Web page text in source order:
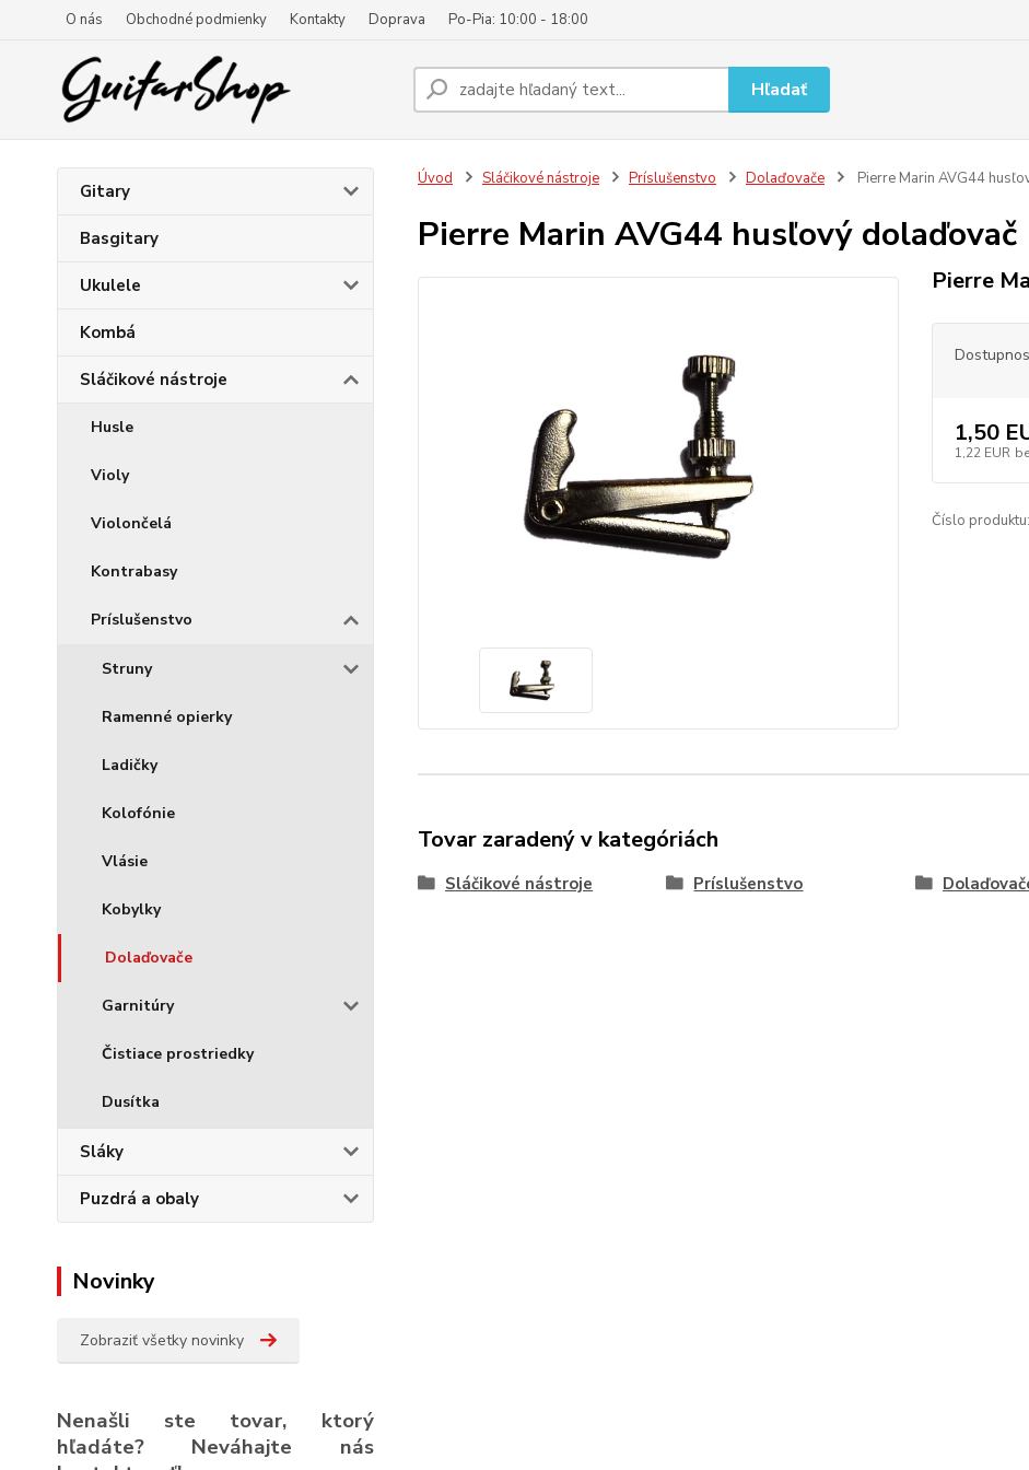
O nás Obchodné podmienky Kontakty Doprava Po-Pia: 10:00 - 18:00
Hľadať
Gitary
Basgitary
Ukulele
Kombá
Sláčikové nástroje
Husle
Violy
Violončelá
Kontrabasy
Príslušenstvo
Struny
Ramenné opierky
Ladičky
Kolofónie
Vlásie
Kobylky
Dolaďovače
Garnitúry
Čistiace prostriedky
Dusítka
Sláky
Puzdrá a obaly
Novinky
Zobraziť všetky novinky
Nenašli ste tovar, ktorý
hľadáte? Neváhajte nás
Úvod Sláčikové nástroje Príslušenstvo Dolaďovače Pierre Marin AVG44
Pierre Marin AVG44 husľový dolaďovač
Pierre
1,50
1,22 EUR
Číslo produktu:
Tovar zaradený v kategóriách
Sláčikové nástroje Príslušenstvo